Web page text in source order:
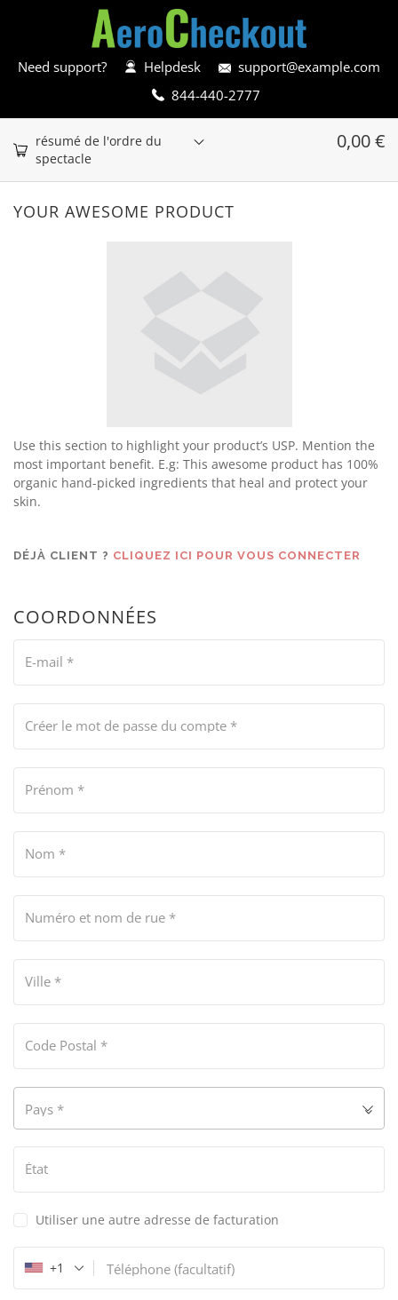
Need support? Helpdesk
support@example.com
844-440-2777
résumé de l'ordre du
spectacle
0,00€
YOUR AWESOME PRODUCT
Use this section to highlight your product’s USP. Mention the
most important benefit. E.g: This awesome product has 100%
organic hand-picked ingredients that heal and protect your
skin.
DÉJÀ CLIENT ? CLIQUEZ ICI POUR VOUS CONNECTER
COORDONNÉES
E-mail *
Créer le mot de passe du compte *
Prénom *
Nom *
Numéro et nom de rue *
Ville *
Code Postal *
Pays *
État
Utiliser une autre adresse de facturation
Téléphone (facultatif)
+1